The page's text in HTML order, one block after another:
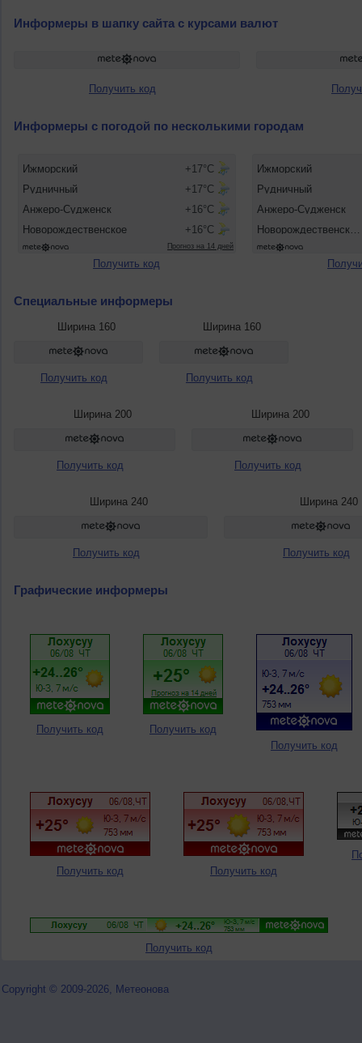
Информеры в шапку сайта с курсами валют
Получить код
Информеры с погодой по несколькими городам
Получить код
Специальные информеры
Ширина 160
Получить код
Ширина 160
Получить код
Ширина 200
Получить код
Ширина 200
Получить код
Ширина 240
Получить код
Ширина 240
Получить код
Графические информеры
Получить код
Получить код
Получить код
Получить код Получить код
Получить код
Copyright © 2009-2026, Метеонова